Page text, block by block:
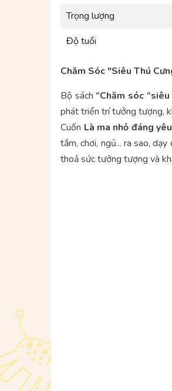
Trọng lượng
Độ tuổi
Chăm Sóc "Siêu Thú
Bộ sách “Chăm sóc
phát triển trí tưởng tượng,
Cuốn Là ma nhỏ đáng yêu
tắm, chơi, ngủ... ra sao,
thoả sức tưởng tượng và